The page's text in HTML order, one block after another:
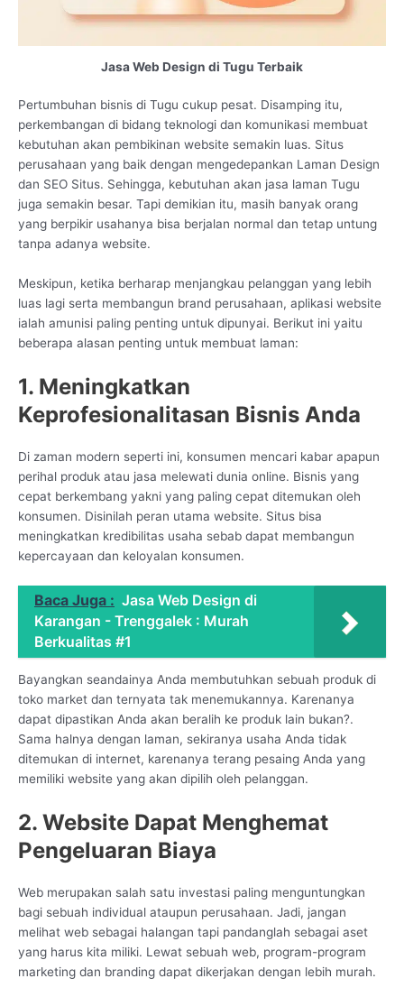
Jasa Web Design di Tugu Terbaik
Pertumbuhan bisnis di Tugu cukup pesat. Disamping itu,
perkembangan di bidang teknologi dan komunikasi membuat
kebutuhan akan pembikinan website semakin luas. Situs
perusahaan yang baik dengan mengedepankan Laman Design
dan SEO Situs. Sehingga, kebutuhan akan jasa laman Tugu
juga semakin besar. Tapi demikian itu, masih banyak orang
yang berpikir usahanya bisa berjalan normal dan tetap untung
tanpa adanya website.
Meskipun, ketika berharap menjangkau pelanggan yang lebih
luas lagi serta membangun brand perusahaan, aplikasi website
ialah amunisi paling penting untuk dipunyai. Berikut ini yaitu
beberapa alasan penting untuk membuat laman:
1. Meningkatkan
Keprofesionalitasan Bisnis Anda
Di zaman modern seperti ini, konsumen mencari kabar apapun
perihal produk atau jasa melewati dunia online. Bisnis yang
cepat berkembang yakni yang paling cepat ditemukan oleh
konsumen. Disinilah peran utama website. Situs bisa
meningkatkan kredibilitas usaha sebab dapat membangun
kepercayaan dan keloyalan konsumen.
Baca Juga : Jasa Web Design di
Karangan - Trenggalek : Murah
Berkualitas #1
Bayangkan seandainya Anda membutuhkan sebuah produk di
toko market dan ternyata tak menemukannya. Karenanya
dapat dipastikan Anda akan beralih ke produk lain bukan?.
Sama halnya dengan laman, sekiranya usaha Anda tidak
ditemukan di internet, karenanya terang pesaing Anda yang
memiliki website yang akan dipilih oleh pelanggan.
2. Website Dapat Menghemat
Pengeluaran Biaya
Web merupakan salah satu investasi paling menguntungkan
bagi sebuah individual ataupun perusahaan. Jadi, jangan
melihat web sebagai halangan tapi pandanglah sebagai aset
yang harus kita miliki. Lewat sebuah web, program-program
marketing dan branding dapat dikerjakan dengan lebih murah.